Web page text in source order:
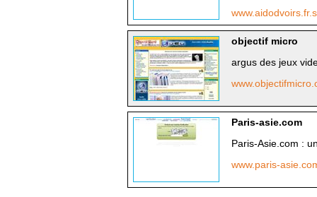
objectif micro
argus des jeux
Paris-asie.com
Paris-Asie.com :
www.paris-